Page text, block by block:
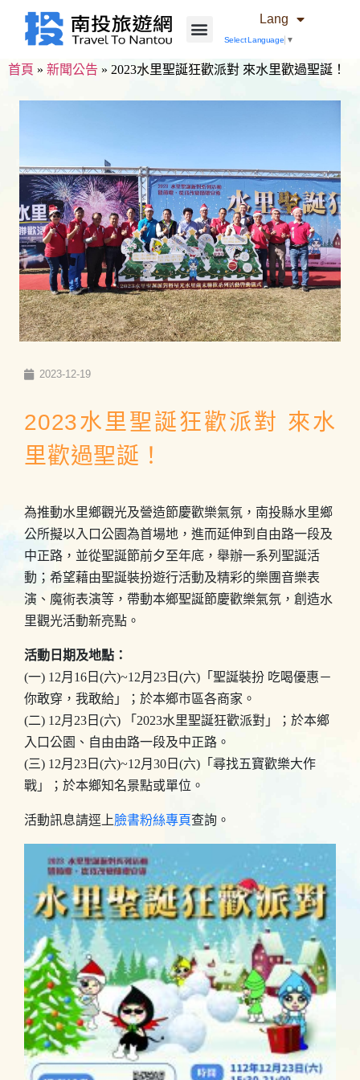
Lang
Select Language ▼
首頁 » 新聞公告 » 2023水里聖誕狂歡派對 來水里歡過聖誕！
2023-12-19
2023水里聖誕狂歡派對 來水
里歡過聖誕！
為推動水里鄉觀光及營造節慶歡樂氣氛，南投縣水里鄉
公所擬以入口公園為首場地，進而延伸到自由路一段及
中正路，並從聖誕節前夕至年底，舉辦一系列聖誕活
動；希望藉由聖誕裝扮遊行活動及精彩的樂團音樂表
演、魔術表演等，帶動本鄉聖誕節慶歡樂氣氛，創造水
里觀光活動新亮點。
活動日期及地點：
(一) 12月16日(六)~12月23日(六)「聖誕裝扮 吃喝優惠－
你敢穿，我敢給」；於本鄉市區各商家。
(二) 12月23日(六) 「2023水里聖誕狂歡派對」；於本鄉
入口公園、自由由路一段及中正路。
(三) 12月23日(六)~12月30日(六)「尋找五寶歡樂大作
戰」；於本鄉知名景點或單位。
活動訊息請逕上臉書粉絲專頁查詢。